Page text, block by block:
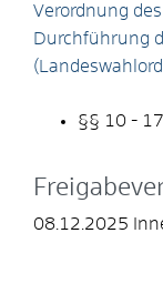
Verordnung
Durchführung
§§ 10 -
08.12.2025